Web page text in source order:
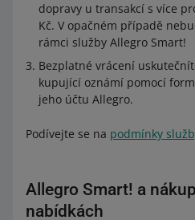
dopravy u transakcí s více
Kč. V opačném případě
rámci služby Allegro Smart!
Bezplatné vrácení
kupující oznámí pomocí
jeho účtu Allegro.
Podívejte se na podmínky
Allegro Smart! a
nabídkách